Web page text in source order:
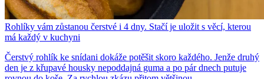
Rohlíky vám zůstanou čerstvé i 4 dny. Stačí je uložit s věcí, kterou
má každý v kuchyni
Čerstvý rohlík ke snídani dokáže potěšit skoro každého. Jenže druhý
den je z křupavé housky nepoddajná guma a po pár dnech putuje